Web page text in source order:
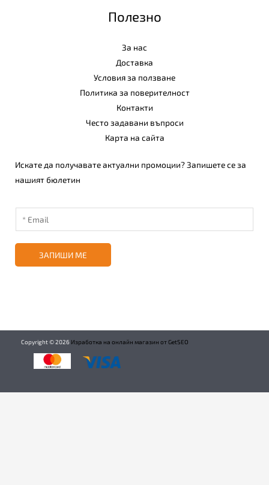
Полезно
За нас
Доставка
Условия за ползване
Политика за поверителност
Контакти
Често задавани въпроси
Карта на сайта
Искате да получавате актуални промоции? Запишете се за
нашият бюлетин
ЗАПИШИ МЕ
Copyright ©2026 Изработка на онлайн магазин от GetSEO